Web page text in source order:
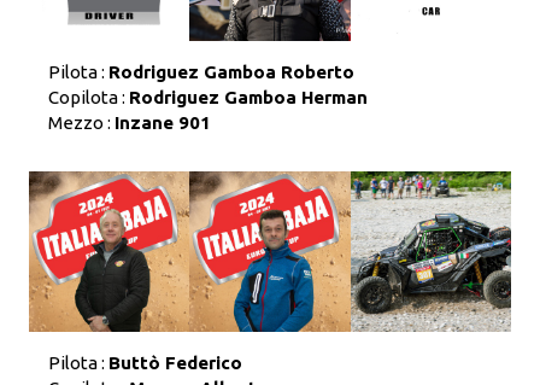
Pilota : Rodriguez Gamboa Roberto
Copilota : Rodriguez Gamboa Herman
Mezzo : Inzane 901
Pilota : Buttò Federico